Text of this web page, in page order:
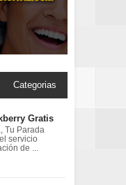
Categorias
Gratis
Tu Parada
servicio
de ...